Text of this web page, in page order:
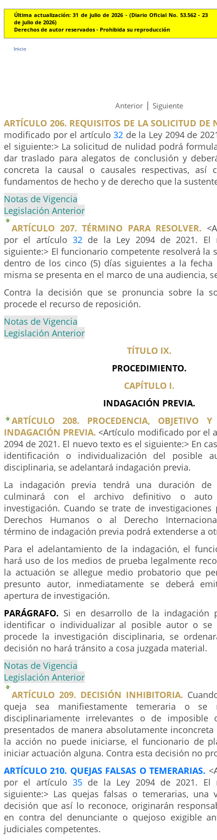
Última actualización: 31 de julio de 2026 - (Diario Oficial No. 53.562 - 23
de julio de 2026)
Derechos de autor reservados - Prohibida su reproducción
Inicio
Anterior | Siguiente
ARTÍCULO 206. REQUISITOS DE LA SOLICITUD DE
modificado por el artículo32 de la Ley 2094 de
el siguiente:> La solicitud de nulidad podrá
dar traslado para alegatos de conclusión y
concreta la causal o causales respectivas, así
fundamentos de hecho y de derecho que la
Notas de Vigencia
Legislación Anterior
ARTÍCULO 207. TÉRMINO PARA RESOLVER.
por el artículo32 de la Ley 2094 de 2021. El
siguiente:> El funcionario competente resolverá la
dentro de los cinco (5) días siguientes a la
misma se presenta en el marco de una audiencia,
Contra la decisión que se pronuncia sobre la
procede el recurso de reposición.
Notas de Vigencia
Legislación Anterior
TÍTULO IX.
PROCEDIMIENTO.
CAPÍTULO I.
INDAGACIÓN PREVIA.
ARTÍCULO 208. PROCEDENCIA, OBJETIVO
INDAGACIÓN PREVIA. <Artículo modificado por el
2094 de 2021. El nuevo texto es el siguiente:> En
identificación o individualización del posible
disciplinaria, se adelantará indagación previa.
La indagación previa tendrá una duración
culminará con el archivo definitivo o
investigación. Cuando se trate de
Derechos Humanos o al Derecho
término de indagación previa podrá extenderse a
Para el adelantamiento de la indagación, el
hará uso de los medios de prueba legalmente
la actuación se allegue medio probatorio que
presunto autor, inmediatamente se deberá
apertura de investigación.
PARÁGRAFO. Si en desarrollo de la indagación
identificar o individualizar al posible autor o se
procede la investigación disciplinaria, se
decisión no hará tránsito a cosa juzgada material.
Notas de Vigencia
Legislación Anterior
ARTÍCULO 209. DECISIÓN INHIBITORIA.
queja sea manifiestamente temeraria o se
disciplinariamente irrelevantes o de imposible
presentados de manera absolutamente
la acción no puede iniciarse, el funcionario de
iniciar actuación alguna. Contra esta decisión no
ARTÍCULO 210. QUEJAS FALSAS O TEMERARIAS.
por el artículo35 de la Ley 2094 de 2021. El
siguiente:> Las quejas falsas o temerarias, una
decisión que así lo reconoce, originarán
en contra del denunciante o quejoso exigible
judiciales competentes.